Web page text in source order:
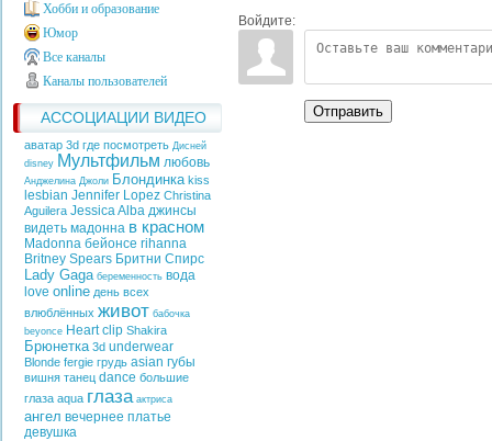
Хобби и образование
Юмор
Все каналы
Каналы пользователей
АССОЦИАЦИИ ВИДЕО
аватар 3d где посмотреть Дисней
disney Мультфильм любовь
Анджелина Джоли Блондинка kiss
lesbian Jennifer Lopez Christina
Aguilera Jessica Alba джинсы
видеть мадонна в красном
Madonna бейонсе rihanna
Britney Spears Бритни Спирс
Lady Gaga беременность вода
love online день всех
влюблённых живот бабочка
beyonce Heart clip Shakira
Брюнетка 3d underwear
Blonde fergie грудь asian губы
вишня танец dance большие
глаза aqua глаза актриса
ангел вечернее платье
девушка
Войдите:
Отправить